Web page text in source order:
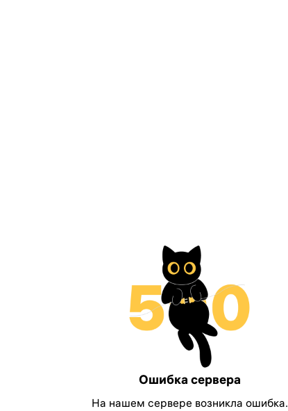
Ошибка сервера
На нашем сервере возникла ошибка.